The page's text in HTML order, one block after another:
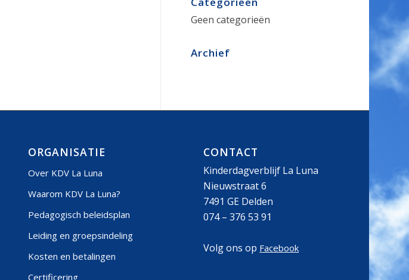
Geen categorieën
Archief
ORGANISATIE
Over KDV La Luna
Waarom KDV La Luna?
Pedagogisch beleidsplan
Leiding en groepsindeling
Kosten en betalingen
Certificering
CONTACT
Kinderdagverblijf La Luna
Nieuwstraat 6
7491 GE Delden
074 – 376 53 91
Volg ons op Facebook